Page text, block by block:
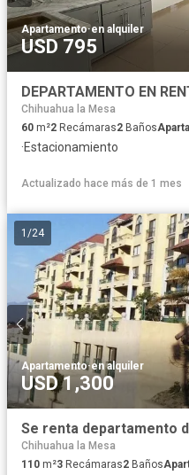
Apartamento·en alquiler
USD 795
DEPARTAMENTO EN
Chihuahua la Mesa
60 m²2 Recámaras2 Baños
·Estacionamiento
Actualizado hace más de 1 mes
1 /24
Apartamento·en alquiler
USD 1,300
Chihuahua la Mesa
110 m²3 Recámaras2 Baños